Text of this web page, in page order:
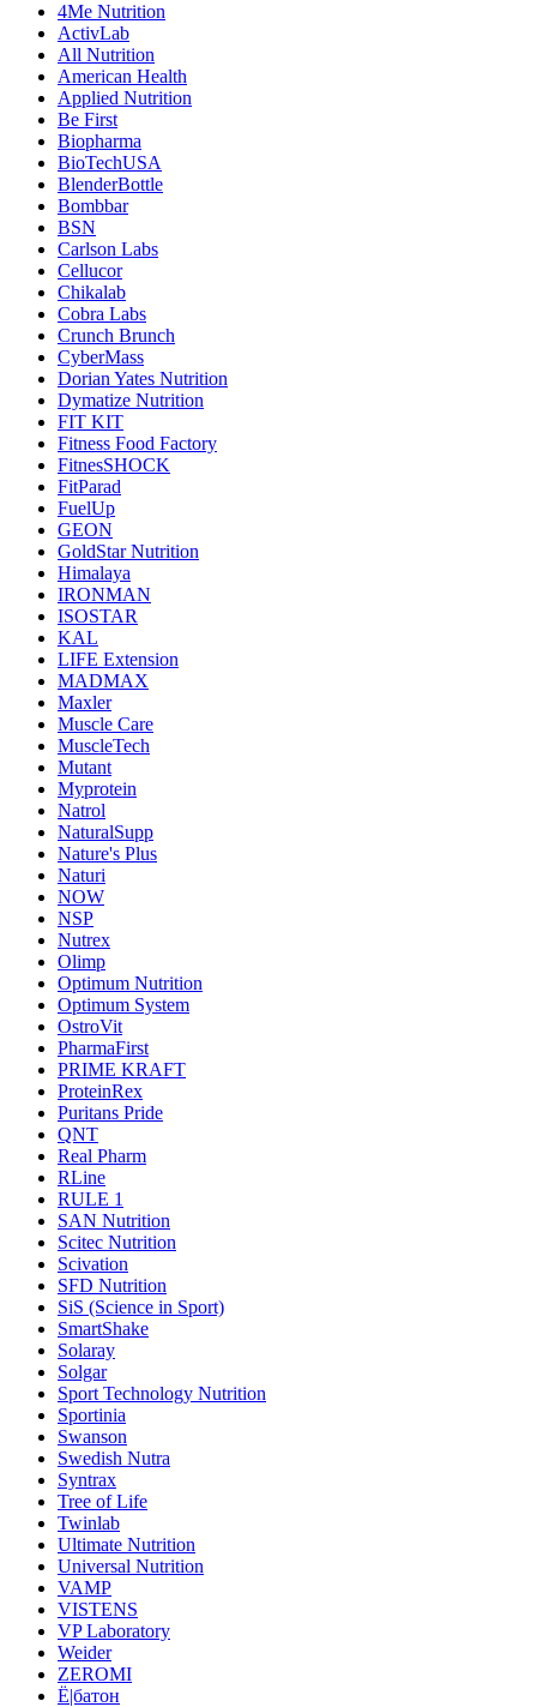
4Me Nutrition
ActivLab
All Nutrition
American Health
Applied Nutrition
Be First
Biopharma
BioTechUSA
BlenderBottle
Bombbar
BSN
Carlson Labs
Cellucor
Chikalab
Cobra Labs
Crunch Brunch
CyberMass
Dorian Yates Nutrition
Dymatize Nutrition
FIT KIT
Fitness Food Factory
FitnesSHOCK
FitParad
FuelUp
GEON
GoldStar Nutrition
Himalaya
IRONMAN
ISOSTAR
KAL
LIFE Extension
MADMAX
Maxler
Muscle Care
MuscleTech
Mutant
Myprotein
Natrol
NaturalSupp
Nature's Plus
Naturi
NOW
NSP
Nutrex
Olimp
Optimum Nutrition
Optimum System
OstroVit
PharmaFirst
PRIME KRAFT
ProteinRex
Puritans Pride
QNT
Real Pharm
RLine
RULE 1
SAN Nutrition
Scitec Nutrition
Scivation
SFD Nutrition
SiS (Science in Sport)
SmartShake
Solaray
Solgar
Sport Technology Nutrition
Sportinia
Swanson
Swedish Nutra
Syntrax
Tree of Life
Twinlab
Ultimate Nutrition
Universal Nutrition
VAMP
VISTENS
VP Laboratory
Weider
ZEROMI
Ё|батон